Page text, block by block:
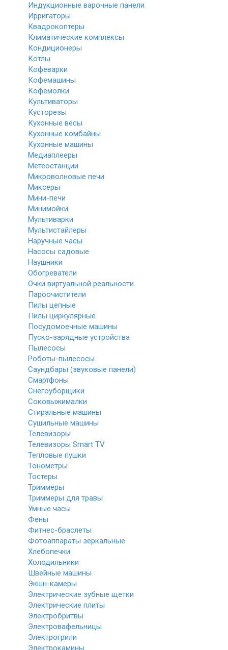
Индукционные варочные панели
Ирригаторы
Квадрокоптеры
Климатические комплексы
Кондиционеры
Котлы
Кофеварки
Кофемашины
Кофемолки
Культиваторы
Кусторезы
Кухонные весы
Кухонные комбайны
Кухонные машины
Медиаплееры
Метеостанции
Микроволновые печи
Миксеры
Мини-печи
Минимойки
Мультиварки
Мультистайлеры
Наручные часы
Насосы садовые
Наушники
Обогреватели
Очки виртуальной реальности
Пароочистители
Пилы цепные
Пилы циркулярные
Посудомоечные машины
Пуско-зарядные устройства
Пылесосы
Роботы-пылесосы
Саундбары (звуковые панели)
Смартфоны
Снегоуборщики
Соковыжималки
Стиральные машины
Сушильные машины
Телевизоры
Телевизоры Smart TV
Тепловые пушки
Тонометры
Тостеры
Триммеры
Триммеры для травы
Умные часы
Фены
Фитнес-браслеты
Фотоаппараты зеркальные
Хлебопечки
Холодильники
Швейные машины
Экшн-камеры
Электрические зубные щетки
Электрические плиты
Электробритвы
Электровафельницы
Электрогрили
Электрокамины